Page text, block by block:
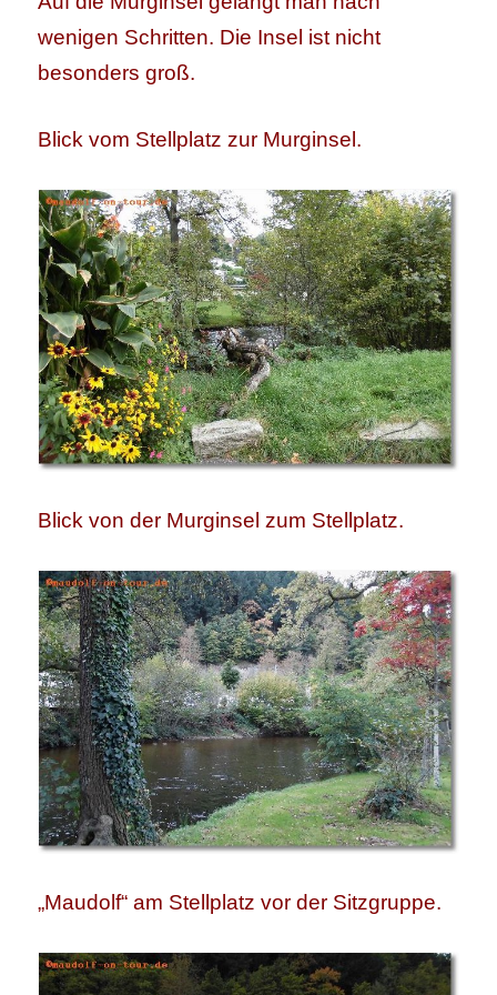
wenigen Schritten. Die Insel ist nicht
besonders groß.
Blick vom Stellplatz zur Murginsel.
Blick von der Murginsel zum Stellplatz.
„Maudolf“ am Stellplatz vor der Sitzgruppe.